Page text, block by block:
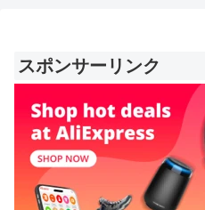
スポンサーリンク